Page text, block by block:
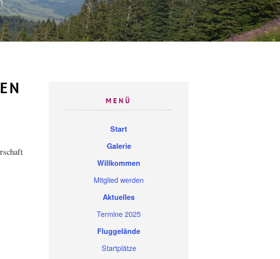
MENÜ
Start
Galerie
Willkommen
Mitglied werden
Aktuelles
Termine 2025
Fluggelände
Startplätze